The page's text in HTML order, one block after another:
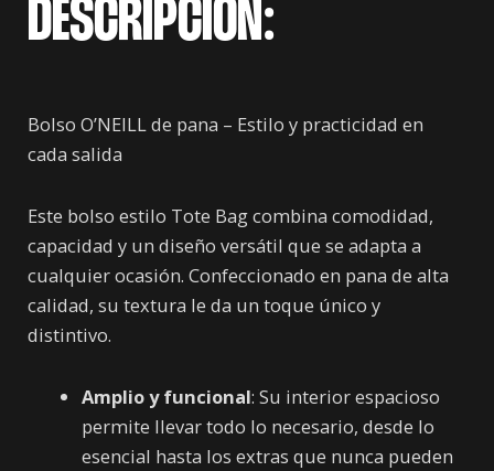
DESCRIPCIÓN:
Bolso O’NEILL de pana – Estilo y practicidad en
cada salida
Este bolso estilo Tote Bag combina comodidad,
capacidad y un diseño versátil que se adapta a
cualquier ocasión. Confeccionado en pana de alta
calidad, su textura le da un toque único y
distintivo.
Amplio y funcional: Su interior espacioso
permite llevar todo lo necesario, desde lo
esencial hasta los extras que nunca pueden